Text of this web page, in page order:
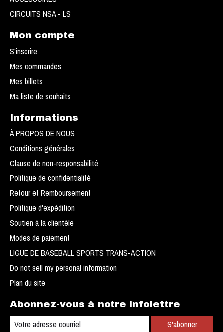
CIRCUITS NSA - LS
Mon compte
S'inscrire
Mes commandes
Mes billets
Ma liste de souhaits
Informations
À PROPOS DE NOUS
Conditions générales
Clause de non-responsabilité
Politique de confidentialité
Retour et Remboursement
Politique d'expédition
Soutien à la clientèle
Modes de paiement
LIGUE DE BASEBALL SPORTS TRANS-ACTION
Do not sell my personal information
Plan du site
Abonnez-vous à notre infolettre
S'abonner